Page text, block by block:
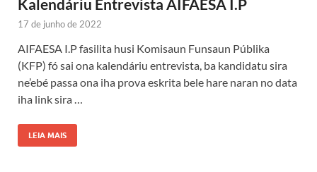
Kalendáriu Entrevista AIFAESA I.P
17 de junho de 2022
AIFAESA I.P fasilita husi Komisaun Funsaun Públika
(KFP) fó sai ona kalendáriu entrevista, ba kandidatu sira
ne’ebé passa ona iha prova eskrita bele hare naran no data
iha link sira …
LEIA MAIS